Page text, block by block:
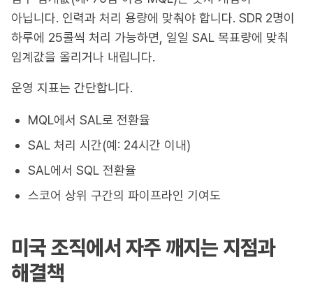
아닙니다. 인력과 처리 용량에 맞춰야 합니다. SDR 2명이
하루에 25콜씩 처리 가능하면, 일일 SAL 목표량에 맞춰
임계값을 올리거나 내립니다.
운영 지표는 간단합니다.
MQL에서 SAL로 전환율
SAL 처리 시간(예: 24시간 이내)
SAL에서 SQL 전환율
스코어 상위 구간의 파이프라인 기여도
미국 조직에서 자주 깨지는 지점과
해결책